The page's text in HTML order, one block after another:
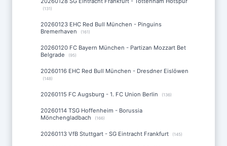
(131)
20260123 EHC Red Bull München - Pinguins
Bremerhaven
(161)
20260120 FC Bayern München - Partizan Mozzart Bet
Belgrade
(95)
20260116 EHC Red Bull München - Dresdner Eislöwen
(148)
20260115 FC Augsburg - 1. FC Union Berlin (136)
20260114 TSG Hoffenheim - Borussia
Mönchengladbach
(166)
20260113 VfB Stuttgart - SG Eintracht Frankfurt (145)